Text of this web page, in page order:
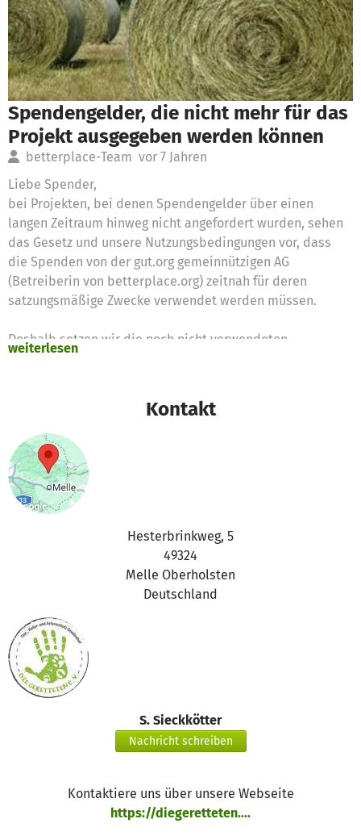
Spendengelder, die nicht mehr für das
Projekt ausgegeben werden können
betterplace-Team vor 7 Jahren
Liebe Spender,
bei Projekten, bei denen Spendengelder über einen
langen Zeitraum hinweg nicht angefordert wurden, sehen
das Gesetz und unsere Nutzungsbedingungen vor, dass
die Spenden von der gut.org gemeinnützigen AG
(Betreiberin von betterplace.org) zeitnah für deren
satzungsmäßige Zwecke verwendet werden müssen.
Deshalb setzen wir die noch nicht verwendeten
Vielen Dank für Eure Unterstützung,
das betterplace.org-Team
weiterlesen
Kontakt
Hesterbrinkweg, 5
49324
Melle Oberholsten
Deutschland
S. Sieckkötter
Nachricht schreiben
Kontaktiere uns über unsere Webseite
https://diegeretteten....